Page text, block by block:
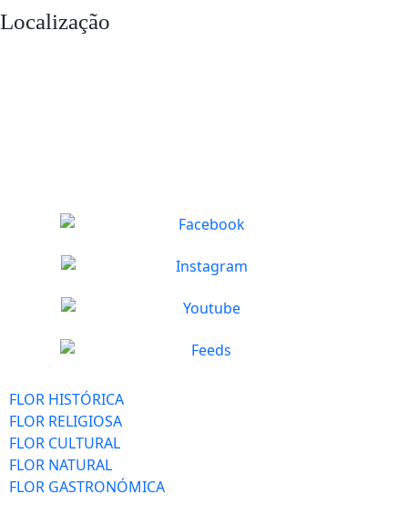
Localização
FLOR HISTÓRICA
FLOR RELIGIOSA
FLOR CULTURAL
FLOR NATURAL
FLOR GASTRONÓMICA